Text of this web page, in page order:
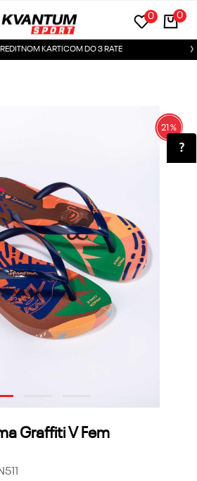
0
0
KARTICOM DO 3 RATE
21%
Graffiti V Fem